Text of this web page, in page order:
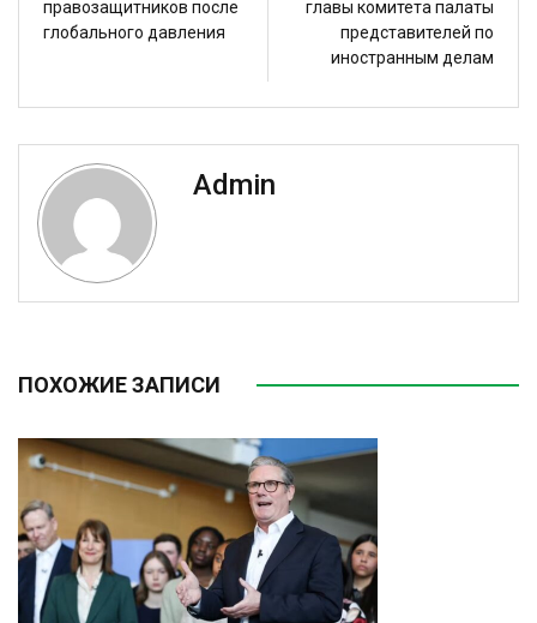
правозащитников после
глобального давления
главы комитета палаты
представителей по
иностранным делам
Admin
ПОХОЖИЕ ЗАПИСИ